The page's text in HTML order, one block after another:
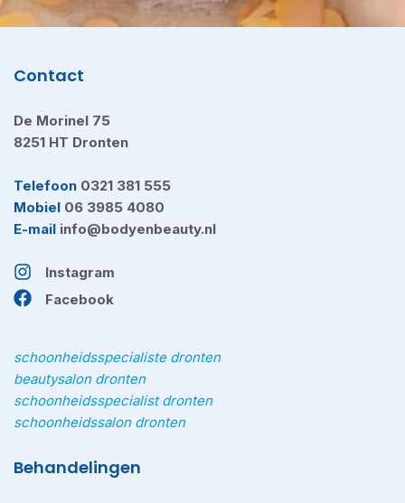
Contact
De Morinel 75
8251 HT Dronten
Telefoon 0321 381 555
Mobiel 06 3985 4080
E-mail info@bodyenbeauty.nl
Instagram
Facebook
schoonheidsspecialiste dronten
beautysalon dronten
schoonheidsspecialist dronten
schoonheidssalon dronten
Behandelingen